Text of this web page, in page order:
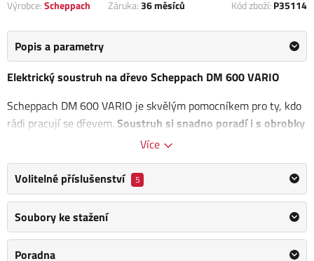
Výrobce:Scheppach Záruka:36 měsíců Kód zboží: P35114
Popis a parametry
Elektrický soustruh na dřevo Scheppach DM 600 VARIO
Scheppach DM 600 VARIO je skvělým pomocníkem pro ty, kdo
rádi pracují se dřevem. Soustruh si snadno poradí i s obrobky
o délce až 60 cm a průměru 25 cm
ho umístit do každé dílny.
Pro zvýšení tuhosti má strojrobustní vodící hliníkovou lištua
přípravu pro montáž k pracovnímu stolu, která dále výrazně
zvýší stabilitu a tichost chodu soustruhu. Pro možnost práce s
různými tvrdostmi dřeva je soustruh vybaven silným motorem.
Více
Volitelné příslušenství 5
Soubory ke stažení
Poradna